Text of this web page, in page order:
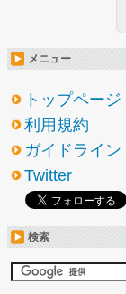
メニュー
トップページ
利用規約
ガイドライン
Twitter
検索